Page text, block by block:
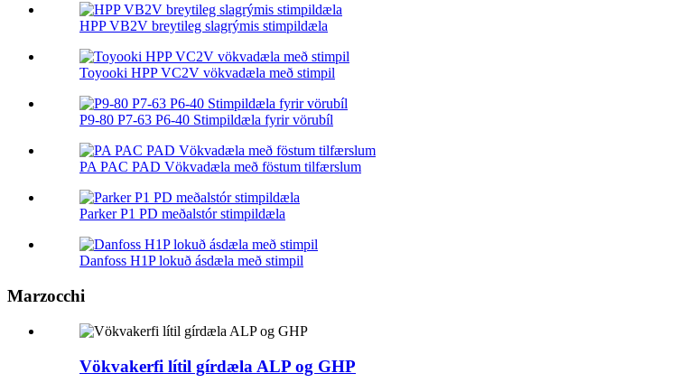
HPP VB2V breytileg slagrýmis stimpildæla
Toyooki HPP VC2V vökvadæla með stimpil
P9-80 P7-63 P6-40 Stimpildæla fyrir vörubíl
PA PAC PAD Vökvadæla með föstum tilfærslum
Parker P1 PD meðalstór stimpildæla
Danfoss H1P lokuð ásdæla með stimpil
Marzocchi
Vökvakerfi lítil gírdæla ALP og GHP